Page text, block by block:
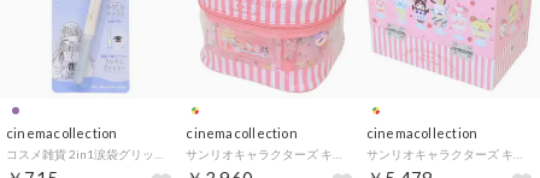
cinemacollection cinemacollection cinemacollection